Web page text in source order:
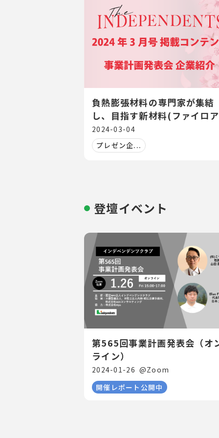
負熱膨張材料の専門家が集結
し、目指す新材料(ファイロ
ャスター)の実装へ
2024-03-04
プレゼン企...
登壇イベント
第565回事業計画発表会（オ
ライン）
2024-01-26 @Zoom
開催レポート公開中